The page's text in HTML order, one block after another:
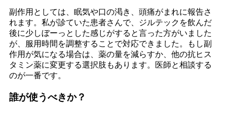
副作用としては、眠気や口の渇き、頭痛がまれに報告さ
れます。私が診ていた患者さんで、ジルテックを飲んだ
後に少しぼーっとした感じがすると言った方がいました
が、服用時間を調整することで対応できました。もし副
作用が気になる場合は、薬の量を減らすか、他の抗ヒス
タミン薬に変更する選択肢もあります。医師と相談する
のが一番です。
誰が使うべきか？